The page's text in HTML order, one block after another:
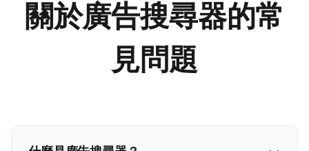
關於廣告搜尋器的常
見問題